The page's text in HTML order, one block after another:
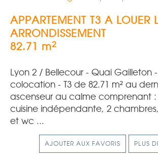
APPARTEMENT T3 A LOUER
ARRONDISSEMENT
82.71 m2
Lyon 2 / Bellecour - Quai Gailleton
colocation - T3 de 82.71 m² au
ascenseur au calme comprenant :
cuisine indépendante, 2
et wc ...
AJOUTER AUX FAVORIS PLUS